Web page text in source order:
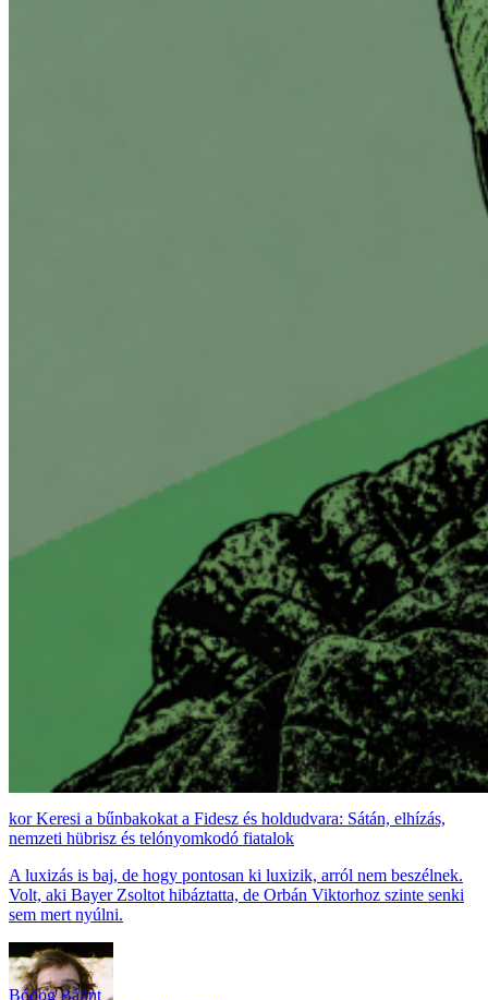
Keresi a bűnbakokat a Fidesz és holdudvara: Sátán, elhízás,
nemzeti hübrisz és telónyomkodó fiatalok
A luxizás is baj, de hogy pontosan ki luxizik, arról nem beszélnek.
Volt, aki Bayer Zsoltot hibáztatta, de Orbán Viktorhoz szinte senki
sem mert nyúlni.
Bódog Bálint